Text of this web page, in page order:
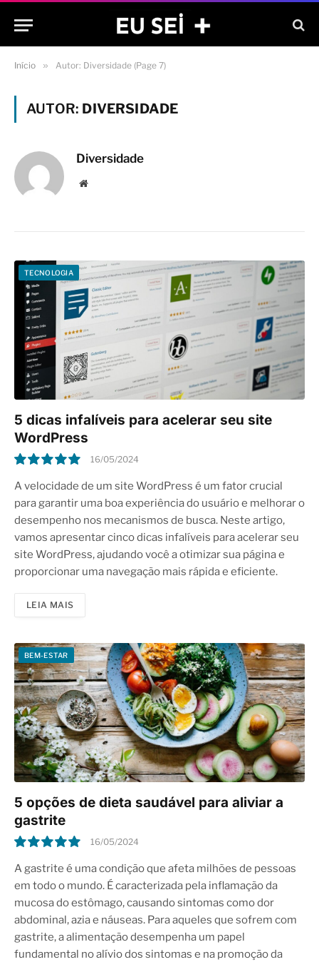
Início » Autor: Diversidade (Page 7)
AUTOR: DIVERSIDADE
Diversidade
Site
TECNOLOGIA
5 dicas infalíveis para acelerar seu site
WordPress
10.0
16/05/2024
A velocidade de um site WordPress é um fator crucial
para garantir uma boa experiência do usuário e melhorar o
desempenho nos mecanismos de busca. Neste artigo,
vamos apresentar cinco dicas infalíveis para acelerar seu
site WordPress, ajudando você a otimizar sua página e
proporcionar uma navegação mais rápida e eficiente.
LEIA MAIS
BEM-ESTAR
5 opções de dieta saudável para aliviar a
gastrite
10.0
16/05/2024
A gastrite é uma condição que afeta milhões de pessoas
em todo o mundo. É caracterizada pela inflamação da
mucosa do estômago, causando sintomas como dor
abdominal, azia e náuseas. Para aqueles que sofrem com
gastrite, a alimentação desempenha um papel
fundamental no alívio dos sintomas e na promoção da